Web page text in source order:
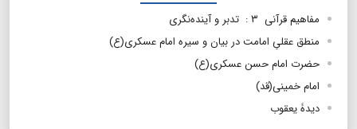
مفاهیم قرآنی ۳ : تدبر و آینده‌نگری
منطق عقلیِ امامت در بیان و سیره امام عسکری(ع)
حضرت امام حسن عسكرى(ع)
امام خمینی(قد)
دیدۀ یعقوب